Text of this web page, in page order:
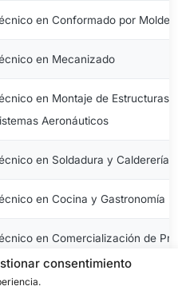
consentimiento
en Conformado por
en Mecanizado
en Montaje de Estructuras
Aeronáuticos
en Soldadura y Calderería
en Cocina y Gastronomía
en Comercialización de
en Servicios en